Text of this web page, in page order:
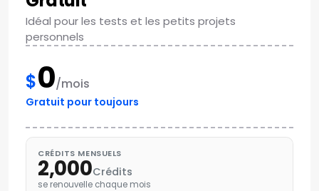
Idéal pour les tests et les petits projets
personnels
$0/mois
Gratuit pour toujours
CRÉDITS MENSUELS
2,000Crédits
se renouvelle chaque mois